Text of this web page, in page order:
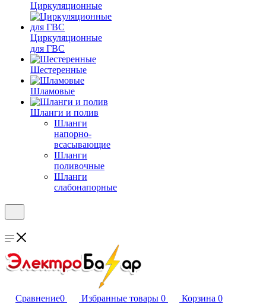
Циркуляционные
Циркуляционные
для ГВС
Шестеренные
Шламовые
Шланги и полив
Шланги
напорно-
всасывающие
Шланги
поливочные
Шланги
слабонапорные
Сравнение0 Избранные товары 0 Корзина 0